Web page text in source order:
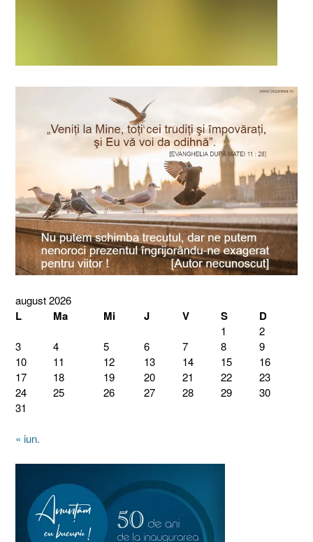
august 2026
L Ma Mi J V S D
1
2
3
4 5 6 7 8
9
10
11 12 13 14 15
16
17
18 19 20 21 22
23
24
25 26 27 28 29
30
31
« iun.